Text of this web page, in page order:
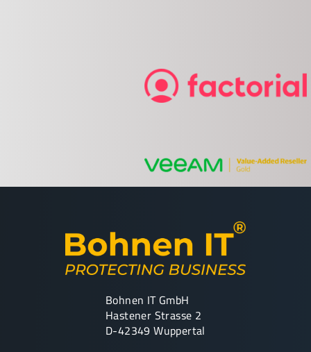
Bohnen IT GmbH
Hastener Strasse 2
D-42349 Wuppertal